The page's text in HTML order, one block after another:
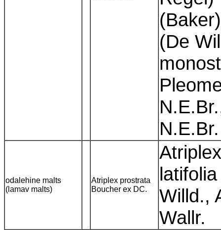
(De
odalehine malts
(lamav malts)
Atriplex prostrata
Boucher ex DC.
Willd.,
Wallr.